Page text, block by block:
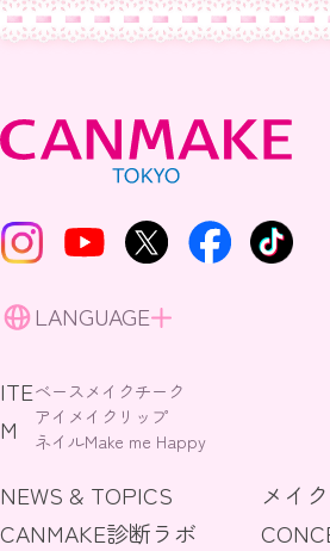
LANGUAGE
ITE
M
ベースメイクチーク
アイメイク リップ
ネイルMake me Happy
NEWS & TOPICS
メイ
CANMAKE診断ラボ